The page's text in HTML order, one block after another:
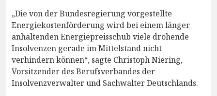
„Die von der Bundesregierung vorgestellte
Energiekostenförderung wird bei einem länger
anhaltenden Energiepreisschub viele drohende
Insolvenzen gerade im Mittelstand nicht
verhindern können“, sagte Christoph Niering,
Vorsitzender des Berufsverbandes der
Insolvenzverwalter und Sachwalter Deutschlands.